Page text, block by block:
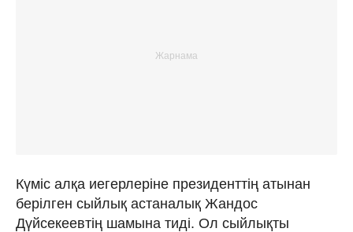
Күміс алқа иегерлеріне президенттің атынан
берілген сыйлық астаналық Жандос
Дүйсекеевтің шамына тиді. Ол сыйлықты